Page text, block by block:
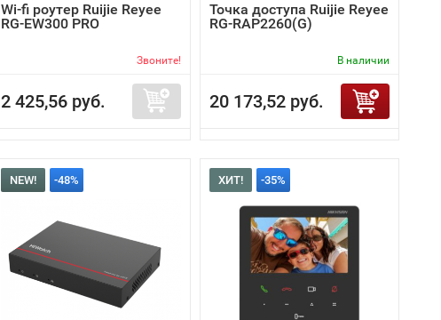
Wi-fi роутер Ruijie Reyee
RG-EW300 PRO
Звоните!
2 425,56 руб.
Точка доступа Ruijie Reyee
RG-RAP2260(G)
В наличии
20 173,52 руб.
NEW! -48% ХИТ! -35%